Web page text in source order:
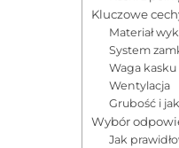
Kluczowe
Materiał
System
Waga kasku
Wentylacja
Grubość i
Wybór
Jak